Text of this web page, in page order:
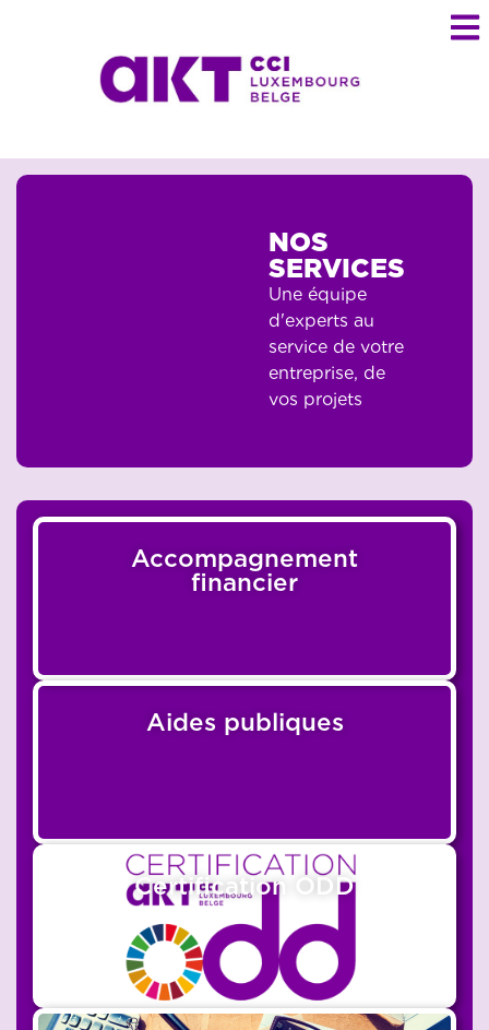
NOS
SERVICES
Une équipe
d'experts au
service de votre
entreprise, de
vos projets
Accompagnement
financier
Aides publiques
Certification ODD